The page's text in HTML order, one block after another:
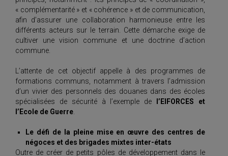
« complémentarité » et « cohérence » et de communication,
afin d’assurer une collaboration harmonieuse entre les
différents acteurs sur le terrain. Cette démarche exige de
cultiver une vision commune et une doctrine d’action
commune.
L’attente de cet objectif appelle à des programmes de
formations communs, notamment à travers l’admission
d’un vivier des personnels des douanes dans des écoles
spécialisées de sécurité à l’exemple de
l’EIFORCES et
l’Ecole de Guerre
Le défi de la pleine mise en œuvre des centres de
négoces et des brigades mixtes inter-états
Outre de créer de petits pôles de développement dans le